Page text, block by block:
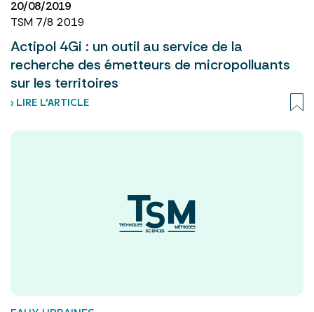
20/08/2019
TSM 7/8 2019
Actipol 4Gi : un outil au service de la
recherche des émetteurs de micropolluants
sur les territoires
› LIRE L’ARTICLE